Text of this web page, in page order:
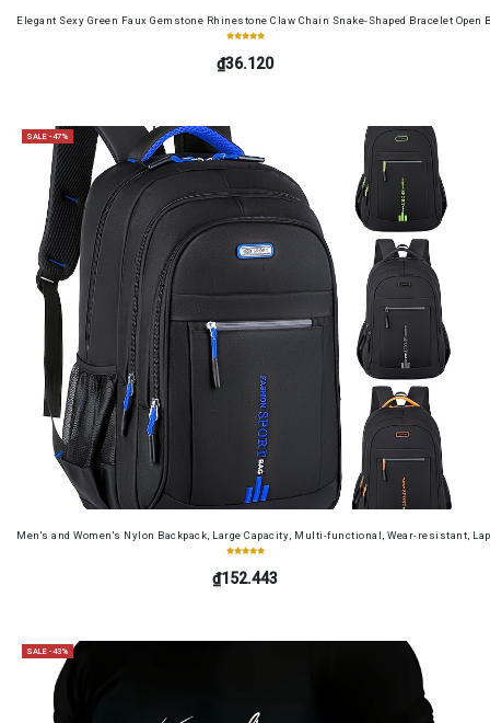
Elegant Sexy Green Faux Gemstone Rhinestone Claw Chain Snake-Shaped Bracelet Open
₫36.120
SALE -47%
Men's and Women's Nylon Backpack, Large Capacity, Multi-functional, Wear-resistant,
₫152.443
SALE -43%